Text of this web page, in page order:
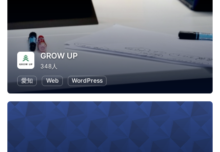
GROW UP
348人
愛知
Web WordPress